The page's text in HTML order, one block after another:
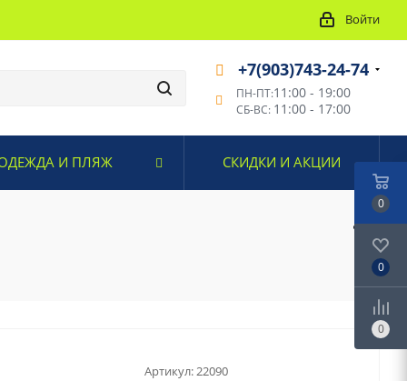
Войти
+7(903)743-24-74
ПН-ПТ:11:00 - 19:00
СБ-ВС: 11:00 - 17:00
И ПЛЯЖ СКИДКИ И АКЦИИ
Артикул: 22090
0
0
0